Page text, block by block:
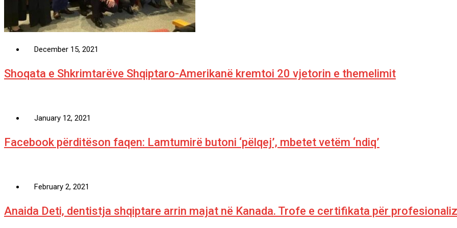
December 15, 2021
Shoqata e Shkrimtarëve Shqiptaro-Amerikanë kremtoi 20 vjetorin e themelimit
January 12, 2021
Facebook përditëson faqen: Lamtumirë butoni ‘pëlqej’, mbetet vetëm ‘ndiq’
February 2, 2021
Anaida Deti, dentistja shqiptare arrin majat në Kanada. Trofe e certifikata për